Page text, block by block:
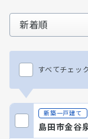
すべてチェッ
新築一戸建て
島田市金谷